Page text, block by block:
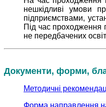
нешкідливі умови
підприємствами,
Під час проходження
не передбачених
Документи, форми,
Методичні
Форма направлення на